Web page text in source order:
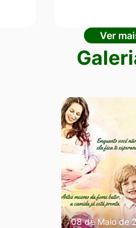
Ver
08 de Maio de